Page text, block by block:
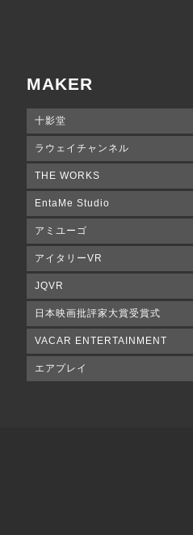
MAKER
十影堂
ラウェイチャンネル
THE WORKS
EntaMe Studio
アミユーゴ
アイタリーVR
JQVR
日本映画批評家大賞受賞式
VACAR ENTERTAINMENT
エアプレイ